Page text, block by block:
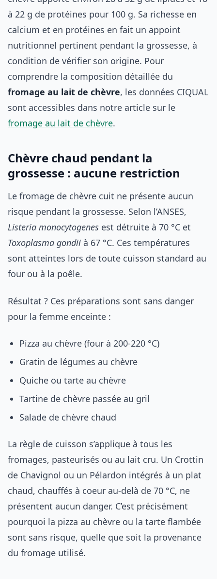
à 22 g de protéines pour 100 g. Sa richesse en
calcium et en protéines en fait un appoint
nutritionnel pertinent pendant la grossesse, à
condition de vérifier son origine. Pour
comprendre la composition détaillée du
fromage au lait de chèvre, les données CIQUAL
sont accessibles dans notre article sur le
fromage au lait de chèvre.
Chèvre chaud pendant la
grossesse : aucune restriction
Le fromage de chèvre cuit ne présente aucun
risque pendant la grossesse. Selon l’ANSES,
Listeria monocytogenes est détruite à 70 °C et
Toxoplasma gondii à 67 °C. Ces températures
sont atteintes lors de toute cuisson standard au
four ou à la poêle.
Résultat ? Ces préparations sont sans danger
pour la femme enceinte :
Pizza au chèvre (four à 200-220 °C)
Gratin de légumes au chèvre
Quiche ou tarte au chèvre
Tartine de chèvre passée au gril
Salade de chèvre chaud
La règle de cuisson s’applique à tous les
fromages, pasteurisés ou au lait cru. Un Crottin
de Chavignol ou un Pélardon intégrés à un plat
chaud, chauffés à coeur au-delà de 70 °C, ne
présentent aucun danger. C’est précisément
pourquoi la pizza au chèvre ou la tarte flambée
sont sans risque, quelle que soit la provenance
du fromage utilisé.